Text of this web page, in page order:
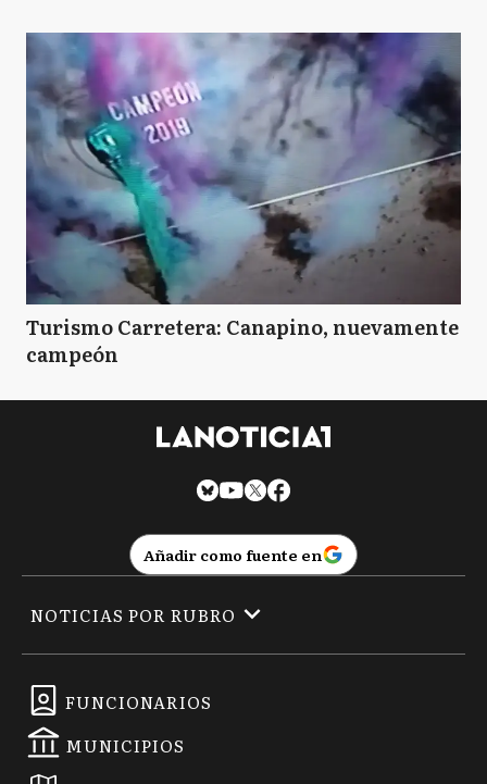
Turismo Carretera: Canapino, nuevamente
campeón
Añadir como fuente en
FUNCIONARIOS
MUNICIPIOS
NOTICIAS POR RUBRO